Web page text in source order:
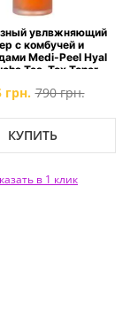
увлвжняющий
с комбучей и
Medi-Peel Hyal
Tea-Tox Toner
грн. 790 грн.
КУПИТЬ
в 1 клик